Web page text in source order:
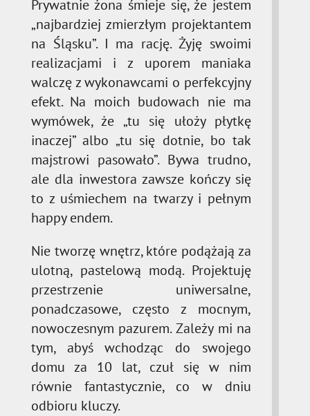
Prywatnie żona śmieje się, że jestem
„najbardziej zmierzłym projektantem
na Śląsku”. I ma rację. Żyję swoimi
realizacjami i z uporem maniaka
walczę z wykonawcami o perfekcyjny
efekt. Na moich budowach nie ma
wymówek, że „tu się ułoży płytkę
inaczej” albo „tu się dotnie, bo tak
majstrowi pasowało”. Bywa trudno,
ale dla inwestora zawsze kończy się
to z uśmiechem na twarzy i pełnym
happy endem.
Nie tworzę wnętrz, które podążają za
ulotną, pastelową modą. Projektuję
przestrzenie uniwersalne,
ponadczasowe, często z mocnym,
nowoczesnym pazurem. Zależy mi na
tym, abyś wchodząc do swojego
domu za 10 lat, czuł się w nim
równie fantastycznie, co w dniu
odbioru kluczy.